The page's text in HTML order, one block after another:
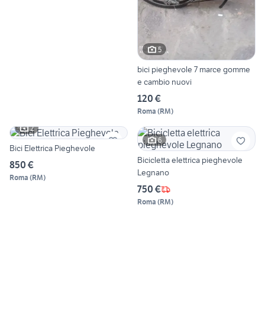
5
bici pieghevole 7 marce gomme
e cambio nuovi
120 €
Roma (RM)
2
Bici Elettrica Pieghevole
850 €
Roma (RM)
6
Bicicletta elettrica pieghevole
Legnano
750 €
Roma (RM)